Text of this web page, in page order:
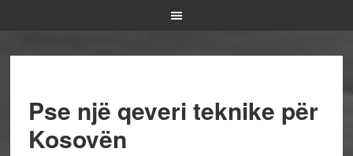
Pse një qeveri teknike për
Kosovën